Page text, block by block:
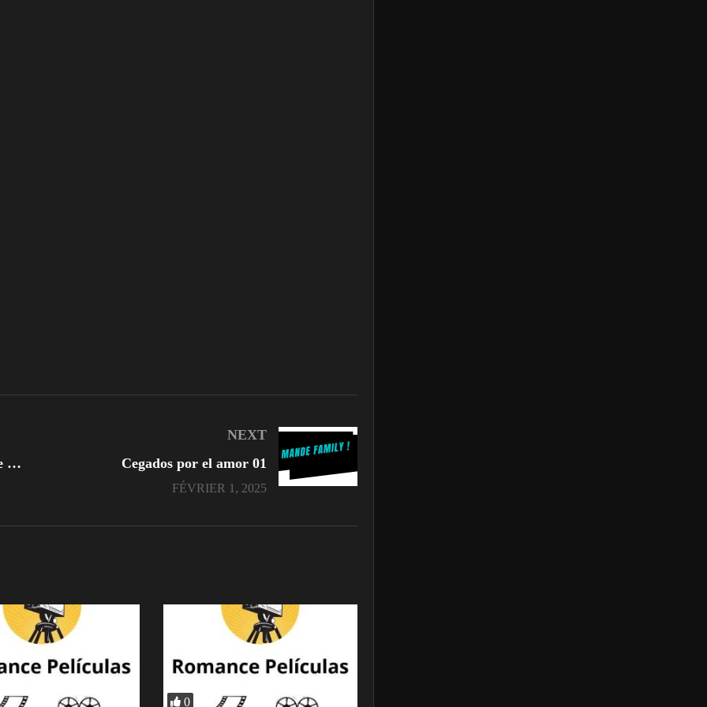
Macario pide a sus 3 hijas que rompan con sus novios
NEXT
Cegados por el amor 01
FÉVRIER 1, 2025
0